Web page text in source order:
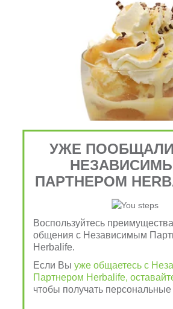
Узнать
УЖЕ
ПАРТНЕРОМ
Воспользуйтесь
общения с Независимым
Herbalife.
Если Выуже общаетесь с
Партнером Herbalife,
чтобы получать персональные